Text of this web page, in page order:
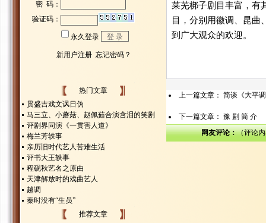
热门文章
贯盛吉戏文讽日伪
马三立、小蘑菇、赵佩茹合演含泪的笑剧
评剧界同演《一贯害人道》
梅兰芳轶事
亲历旧时代艺人苦难生活
评书大王轶事
程砚秋艺名之原由
天津解放时的戏曲艺人
越调
秦时没有“生员”
推荐文章
莱芜梆子剧目丰富，有
目，分别用徽调、昆曲
到广大观众的欢迎。
上一篇文章： 简谈《大平
下一篇文章： 豫 剧 简 介
网友评论：（评论